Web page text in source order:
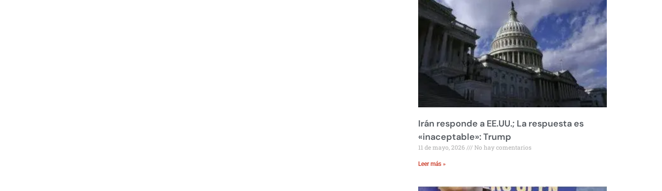
Irán responde a EE.UU.; La respuesta es
«inaceptable»: Trump
11 de mayo, 2026 No hay comentarios
Leer más »